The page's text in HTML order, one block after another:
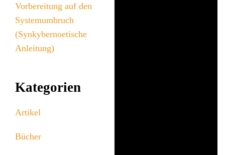
Vorbereitung auf den
Systemumbruch
(Synkybernoetische
Anleitung)
Kategorien
Artikel
Bücher